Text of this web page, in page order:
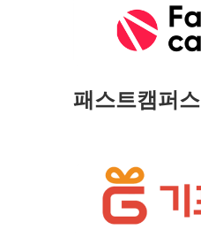
패스트캠퍼스